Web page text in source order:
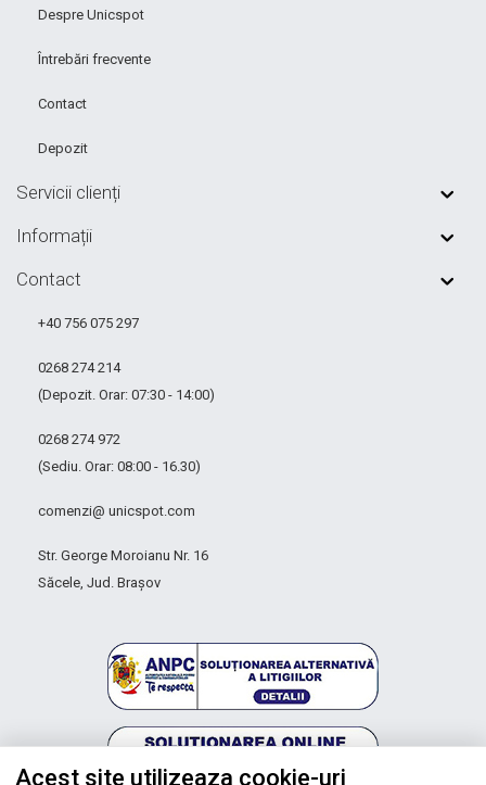
Despre Unicspot
Întrebări frecvente
Contact
Depozit
Servicii clienți
Informații
Contact
+40 756 075 297
0268 274 214
(Depozit. Orar: 07:30 - 14:00)
0268 274 972
(Sediu. Orar: 08:00 - 16.30)
comenzi@ unicspot.com
Str. George Moroianu Nr. 16
Săcele, Jud. Brașov
Acest site utilizeaza cookie-uri